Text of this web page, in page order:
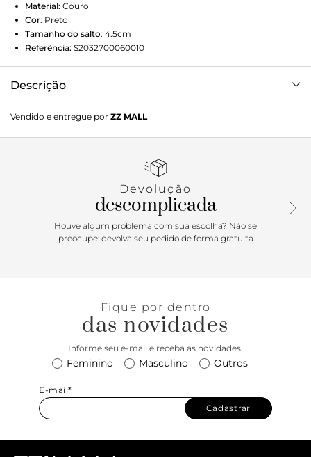
Material: Couro
Cor: Preto
Tamanho do salto: 4.5cm
Referência: S2032700060010
Descrição
nessa versão flatform com textura snake! Por outro lado, o
conforto e praticidade (sem amarrações, esse tênis é fácil
continuam os mesmos. Use com vestidos e saias de todos
combinações no melhor estilo casual chic com macacões
pantacourt e jeans + camisas.
Vendido e entregue por ZZ MALL
Devolução
descomplicada
Houve algum problema com sua escolha? Não se
preocupe: devolva seu pedido de forma gratuita
Fique por dentro
das novidades
Informe seu e-mail e receba as novidades!
Feminino Masculino Outros
E-mail*
Cadastrar